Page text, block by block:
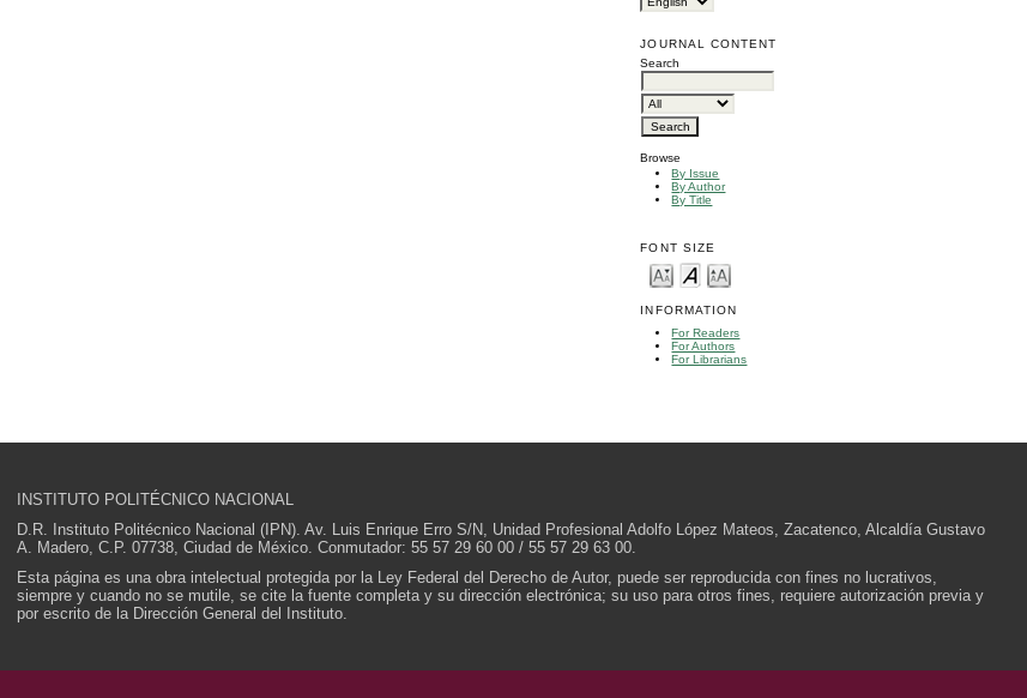
JOURNAL CONTENT
Search
Browse
By Issue
By Author
By Title
FONT SIZE
INFORMATION
For Readers
For Authors
For Librarians
INSTITUTO POLITÉCNICO NACIONAL
D.R. Instituto Politécnico Nacional (IPN). Av. Luis Enrique Erro S/N, Unidad Profesional Adolfo López Mateos, Zacatenco, Alcaldía Gustavo
A. Madero, C.P. 07738, Ciudad de México. Conmutador: 55 57 29 60 00 / 55 57 29 63 00.
Esta página es una obra intelectual protegida por la Ley Federal del Derecho de Autor, puede ser reproducida con fines no lucrativos,
siempre y cuando no se mutile, se cite la fuente completa y su dirección electrónica; su uso para otros fines, requiere autorización previa y
por escrito de la Dirección General del Instituto.